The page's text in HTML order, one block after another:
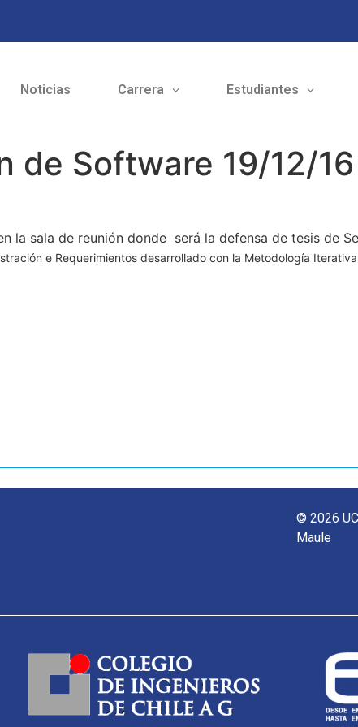
Noticias Carrera Estudiantes
de Software 19/12/16
la sala de reunión donde será la defensa de tesis de
e Requerimientos desarrollado con la Metodología
© 2026
Maule